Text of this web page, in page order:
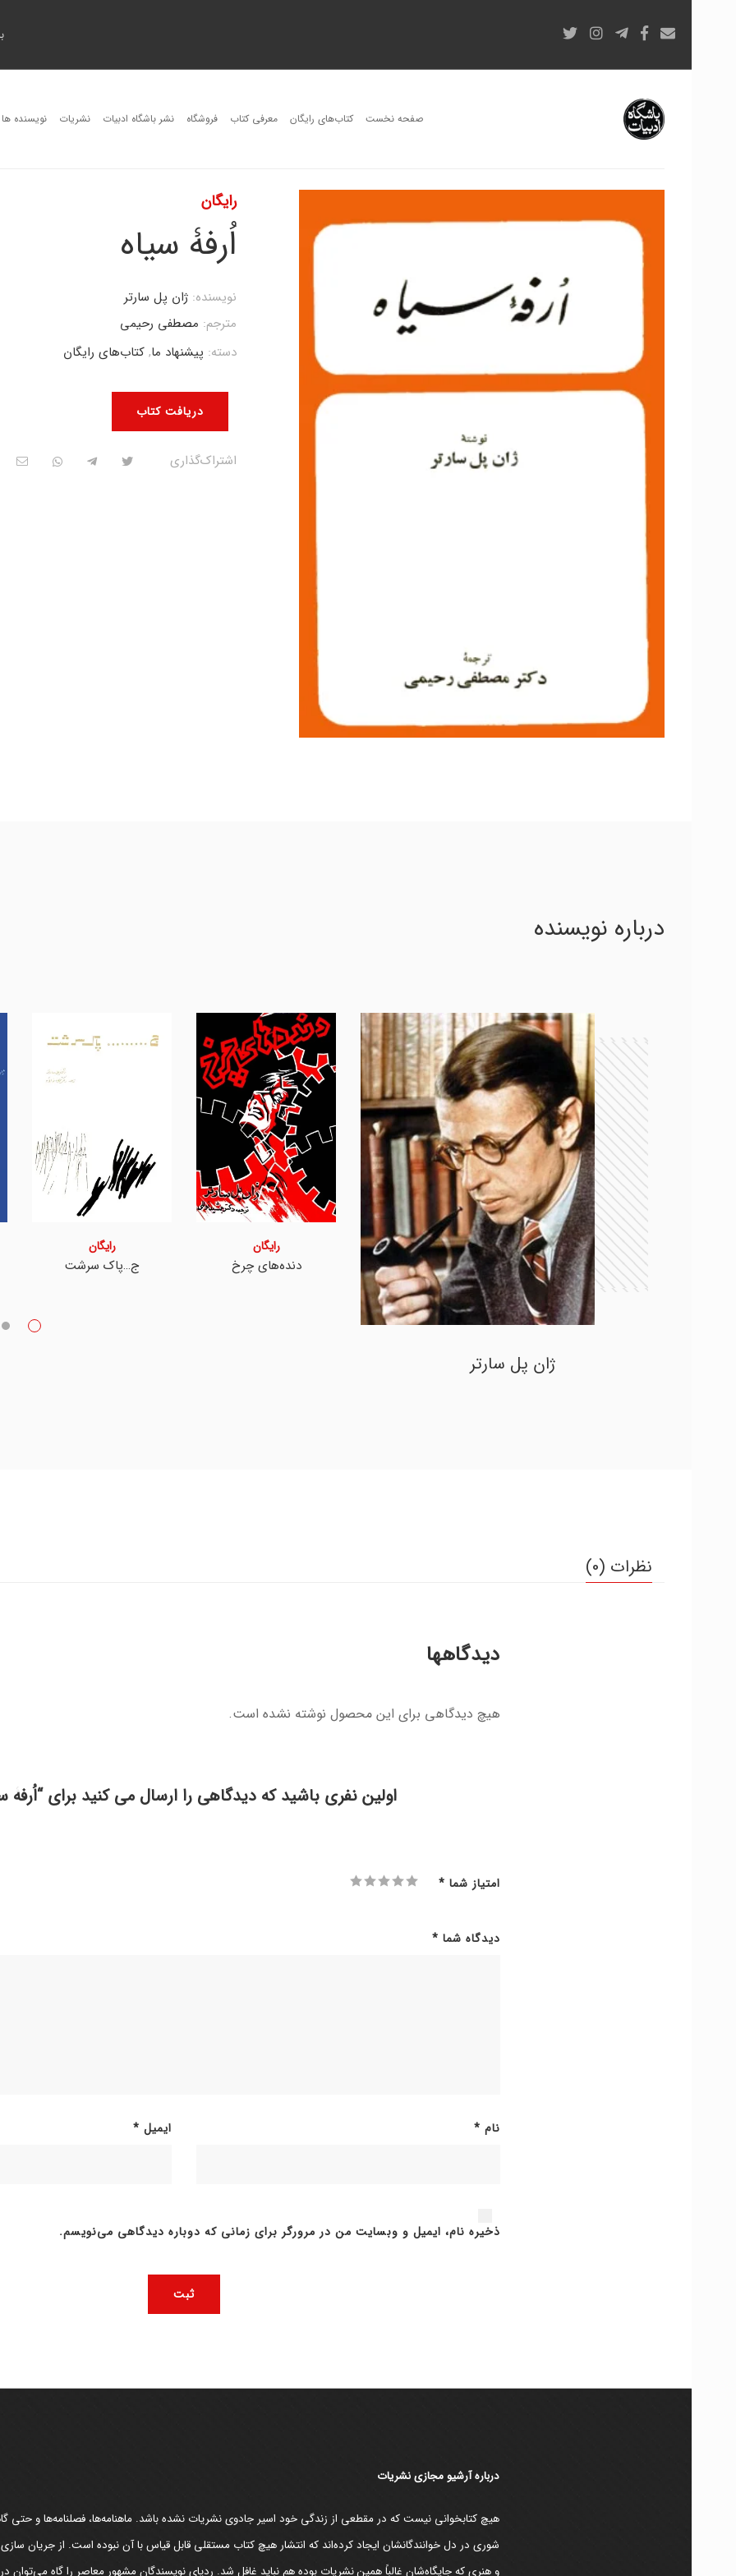
صفحه نخست کتاب‌های رایگان معرفی کتاب فروشگاه نشر باشگاه ادبیات نشریات نویسنده ها
رایگان
اُرفۀ سیاه
دریافت کتاب
نویسنده:ژان پل سارتر
مترجم: مصطفی رحیمی
دسته: پیشنهاد ما,کتاب‌های رایگان
اشتراک‌گذاری
درباره نویسنده
ژان پل سارتر
دنده‌های چرخ
رایگان
ج…پاک سرشت
رایگان
نظرات (0)
دیدگاهها
هیچ دیدگاهی برای این محصول نوشته نشده است.
اولین نفری باشید که دیدگاهی را ارسال می کنید برای “اُرفۀ
امتیاز شما *
دیدگاه شما *
نام * ایمیل *
ذخیره نام، ایمیل و وبسایت من در مرورگر برای زمانی که دوباره دیدگاهی می‌نویسم.
دربارۀ آرشیو مجازی نشریات
هیچ کتابخوانی نیست که در مقطعی از زندگی خود اسیر جادوی نشریات نشده باشد. ماهنامه‌ها، فصلنامه‌ها و حتی
شوری در دل خوانندگانشان ایجاد کرده‌اند که انتشار هیچ کتاب مستقلی قابل قیاس با آن نبوده است. از جریان
و هنری که جایگاه‌شان غالباً همین نشریات بوده هم نباید غافل شد. ردپای نویسندگان مشهور معاصر را گاه می‌توان